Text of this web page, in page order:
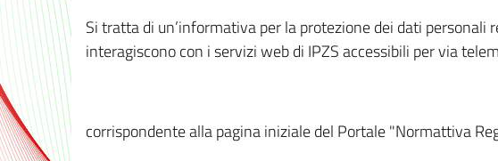
Si tratta di un’informativa per la protezione dei dati personali
interagiscono con i servizi web di IPZS accessibili per via
corrispondente alla pagina iniziale del Portale "Normattiva